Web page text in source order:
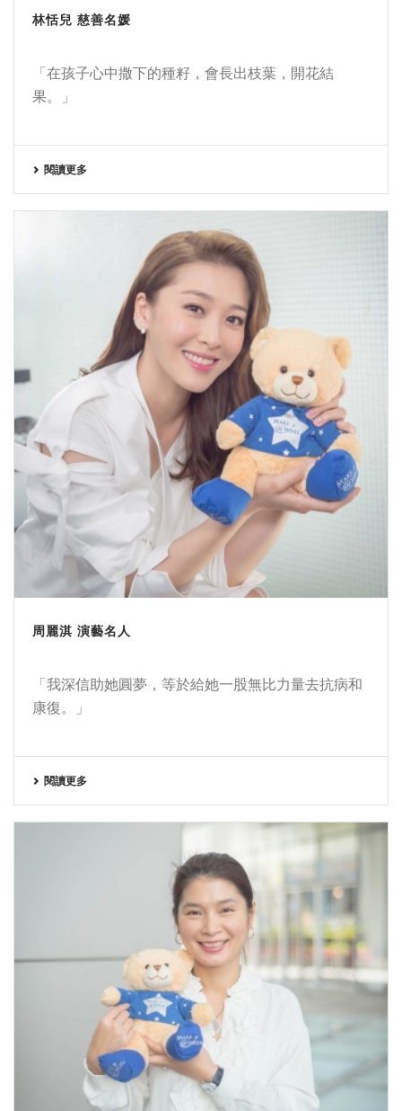
林恬兒 慈善名媛
「在孩子心中撒下的種籽，會長出枝葉，開花結
果。」
閱讀更多
周麗淇 演藝名人
「我深信助她圓夢，等於給她一股無比力量去抗病和
康復。」
閱讀更多